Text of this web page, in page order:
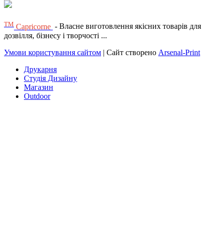
ТМ Capricorne - Власне виготовлення якісних товарів для
дозвілля, бізнесу і творчості ...
Умови користування сайтом | Сайт створено Arsenal-Print
Друкарня
Студія Дизайну
Магазин
Outdoor